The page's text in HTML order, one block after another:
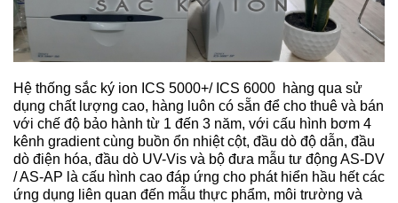
Hệ thống sắc ký ion ICS 5000+/ ICS 6000 hàng qua sử
dụng chất lượng cao, hàng luôn có sẵn để cho thuê và bán
với chế độ bảo hành từ 1 đến 3 năm, với cấu hình bơm 4
kênh gradient cùng buồn ổn nhiệt cột, đầu dò độ dẫn, đầu
dò điện hóa, đầu dò UV-Vis và bộ đưa mẫu tư động AS-DV
/ AS-AP là cấu hình cao đáp ứng cho phát hiển hầu hết các
ứng dụng liên quan đến mẫu thực phẩm, môi trường và